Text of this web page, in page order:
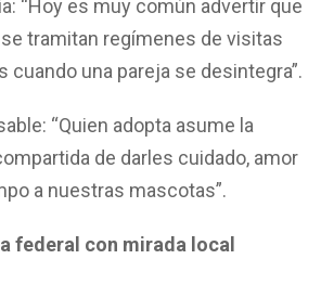
“Hoy es muy común advertir que
tramitan regímenes de visitas
cuando una pareja se desintegra”.
“Quien adopta asume la
de darles cuidado, amor
a nuestras mascotas”.
federal con mirada local